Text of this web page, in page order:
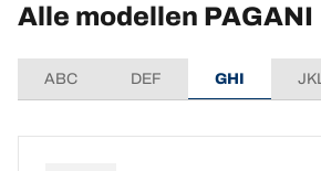
Alle modellen PAGANI
ABC DEF GHI JKL